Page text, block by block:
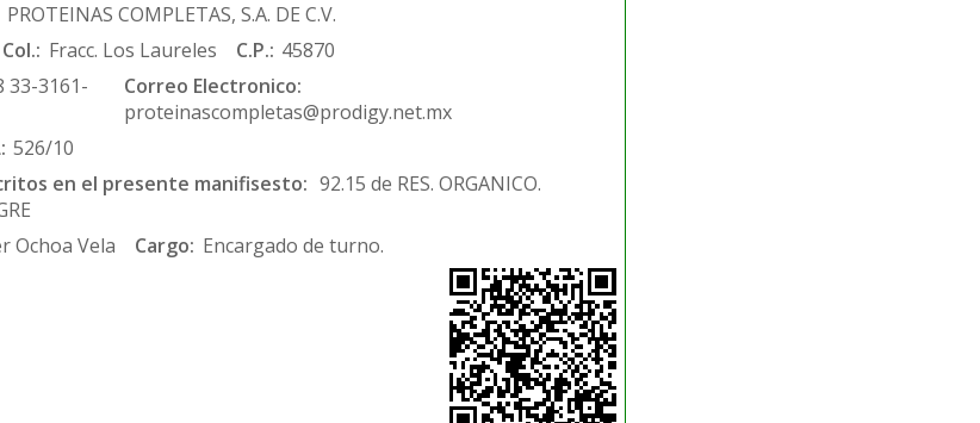
PROTEINAS COMPLETAS, S.A. DE C.V.
Col.: Fracc. Los Laureles C.P.: 45870
33-3161-
Correo Electronico:
proteinascompletas@prodigy.net.mx
526/10
en el presente manifisesto: 92.15 de RES. ORGANICO.
Ochoa Vela Cargo: Encargado de turno.